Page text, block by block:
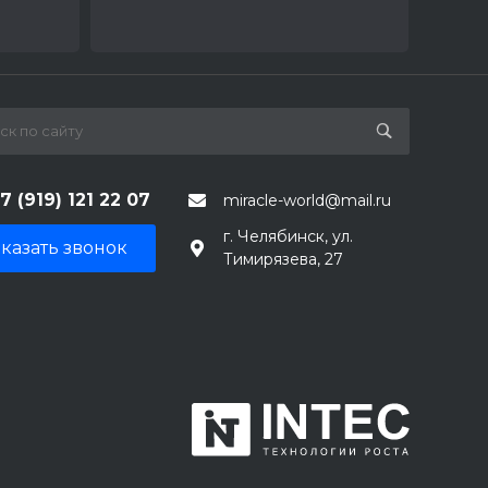
(919) 121 22 07 miracle-world@mail.ru
звонок
г. Челябинск, ул.
Тимирязева, 27